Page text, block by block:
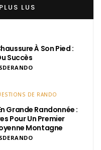
LUS
À Son Pied :
Succès
DE RANDO
Grande Randonnée :
Pour Un Premier
Montagne